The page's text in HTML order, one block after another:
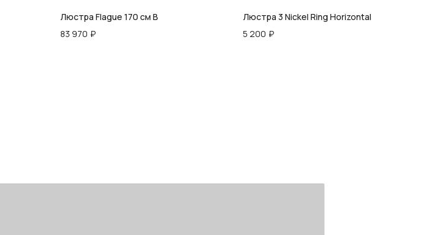
Люстра Flague 170 см В
83 970 ₽
Люстра 3 Nickel Ring Horizontal
5 200 ₽